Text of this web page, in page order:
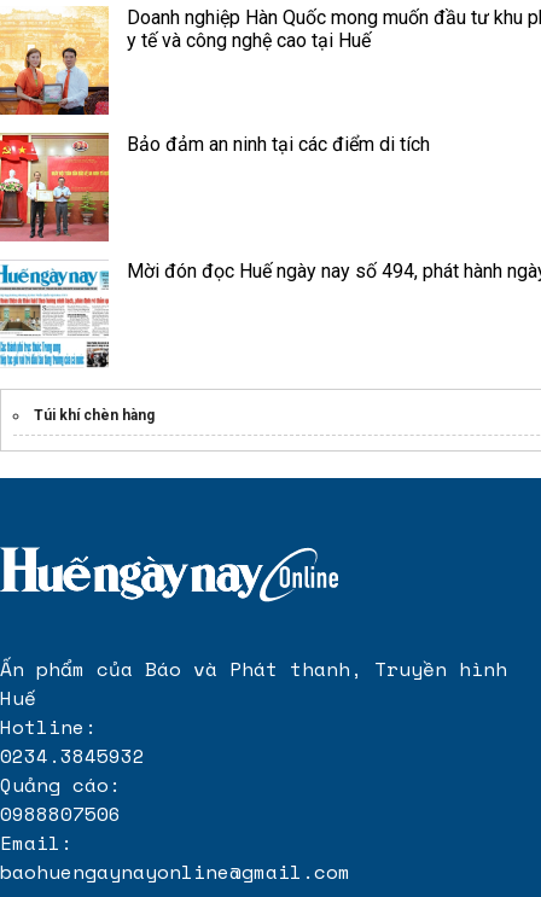
Doanh nghiệp Hàn Quốc mong muốn đầu tư khu
y tế và công nghệ cao tại Huế
Bảo đảm an ninh tại các điểm di tích
Mời đón đọc Huế ngày nay số 494, phát hành
Túi khí chèn hàng
Ấn phẩm của Báo và Phát thanh, Truyền hình
Huế
Hotline:
0234.3845932
Quảng cáo:
0988807506
Email:
baohuengaynayonline@gmail.com